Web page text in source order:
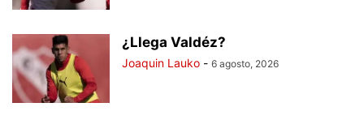
¿Llega Valdéz?
Joaquin Lauko - 6 agosto, 2026